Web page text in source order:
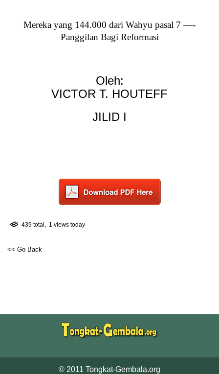
Mereka yang 144.000 dari Wahyu pasal 7 —-
Panggilan Bagi Reformasi
Oleh:
VICTOR T. HOUTEFF
JILID I
439 total, 1 views today
<< Go Back
© 2011 Tongkat-Gembala.org